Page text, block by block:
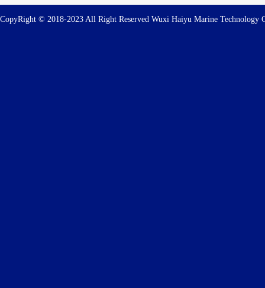
CopyRight © 2018-2023 All Right Reserved Wuxi Haiyu Marine Technology